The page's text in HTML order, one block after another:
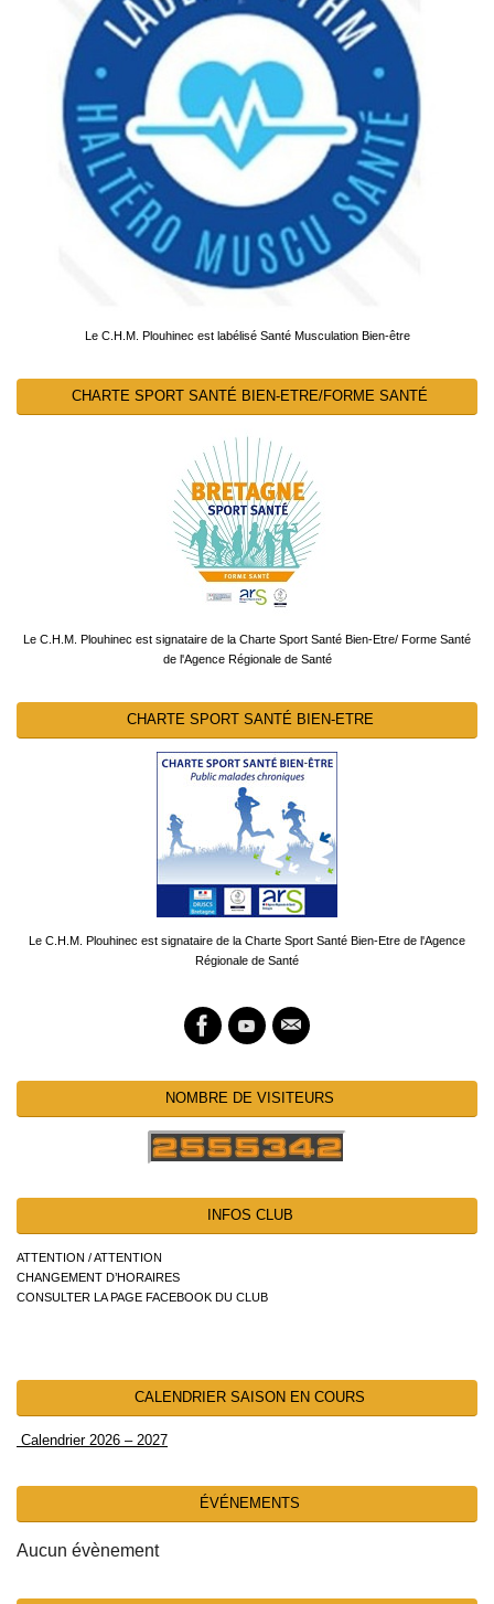
Le C.H.M. Plouhinec est labélisé Santé Musculation Bien-être
CHARTE SPORT SANTÉ BIEN-ETRE/FORME SANTÉ
Le C.H.M. Plouhinec est signataire de la Charte Sport Santé Bien-Etre/ Forme Santé
de l'Agence Régionale de Santé
CHARTE SPORT SANTÉ BIEN-ETRE
Le C.H.M. Plouhinec est signataire de la Charte Sport Santé Bien-Etre de l'Agence
Régionale de Santé
NOMBRE DE VISITEURS
INFOS CLUB
ATTENTION / ATTENTION
CHANGEMENT D’HORAIRES
CONSULTER LA PAGE FACEBOOK DU CLUB
CALENDRIER SAISON EN COURS
Calendrier 2026 – 2027
ÉVÉNEMENTS
Aucun évènement